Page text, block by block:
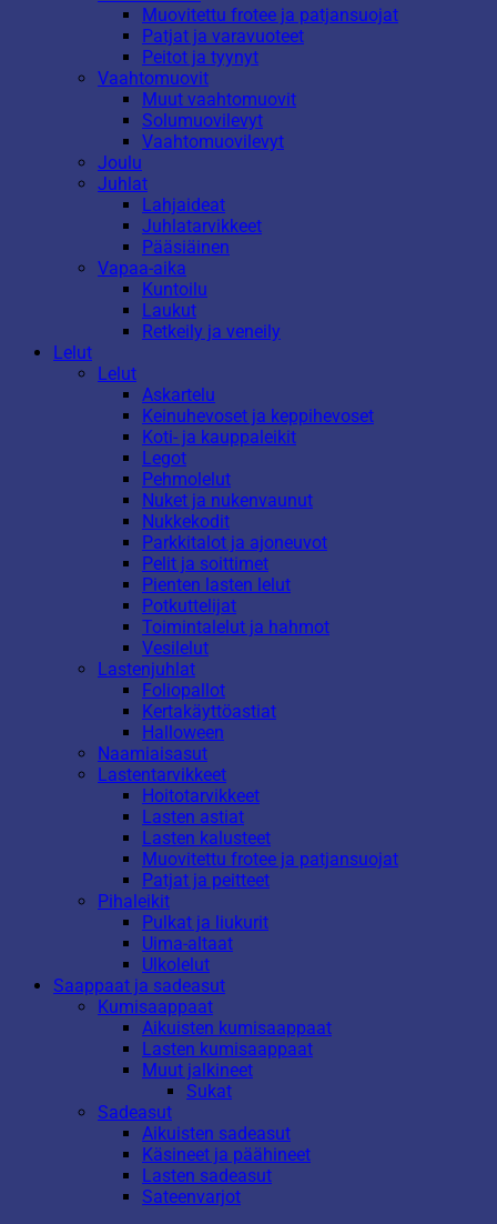
Muovitettu frotee ja patjansuojat
Patjat ja varavuoteet
Peitot ja tyynyt
Vaahtomuovit
Muut vaahtomuovit
Solumuovilevyt
Vaahtomuovilevyt
Joulu
Juhlat
Lahjaideat
Juhlatarvikkeet
Pääsiäinen
Vapaa-aika
Kuntoilu
Laukut
Retkeily ja veneily
Lelut
Lelut
Askartelu
Keinuhevoset ja keppihevoset
Koti- ja kauppaleikit
Legot
Pehmolelut
Nuket ja nukenvaunut
Nukkekodit
Parkkitalot ja ajoneuvot
Pelit ja soittimet
Pienten lasten lelut
Potkuttelijat
Toimintalelut ja hahmot
Vesilelut
Lastenjuhlat
Foliopallot
Kertakäyttöastiat
Halloween
Naamiaisasut
Lastentarvikkeet
Hoitotarvikkeet
Lasten astiat
Lasten kalusteet
Muovitettu frotee ja patjansuojat
Patjat ja peitteet
Pihaleikit
Pulkat ja liukurit
Uima-altaat
Ulkolelut
Saappaat ja sadeasut
Kumisaappaat
Aikuisten kumisaappaat
Lasten kumisaappaat
Muut jalkineet
Sukat
Sadeasut
Aikuisten sadeasut
Käsineet ja päähineet
Lasten sadeasut
Sateenvarjot